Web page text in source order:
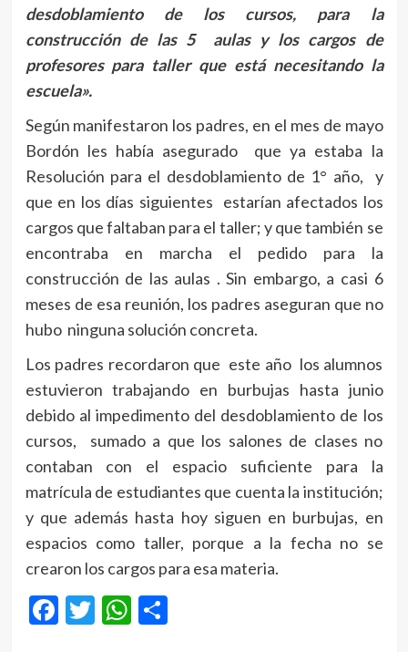
desdoblamiento de los cursos, para la
construcción de las 5 aulas y los cargos de
profesores para taller que está necesitando la
escuela».
Según manifestaron los padres, en el mes de mayo
Bordón les había asegurado que ya estaba la
Resolución para el desdoblamiento de 1° año, y
que en los días siguientes estarían afectados los
cargos que faltaban para el taller; y que también se
encontraba en marcha el pedido para la
construcción de las aulas . Sin embargo, a casi 6
meses de esa reunión, los padres aseguran que no
hubo ninguna solución concreta.
Los padres recordaron que este año los alumnos
estuvieron trabajando en burbujas hasta junio
debido al impedimento del desdoblamiento de los
cursos, sumado a que los salones de clases no
contaban con el espacio suficiente para la
matrícula de estudiantes que cuenta la institución;
y que además hasta hoy siguen en burbujas, en
espacios como taller, porque a la fecha no se
crearon los cargos para esa materia.
Facebook
Twitter
WhatsApp
Compartir